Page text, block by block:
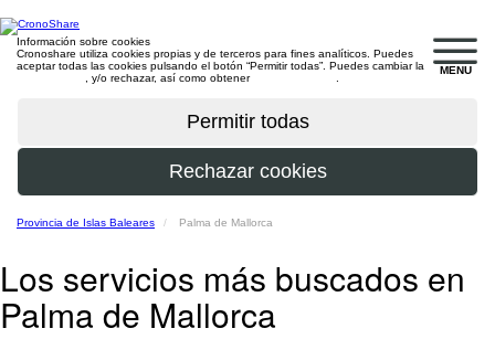
MENU
Información sobre cookies
Cronoshare utiliza cookies propias y de terceros para fines analíticos. Puedes
aceptar todas las cookies pulsando el botón “Permitir todas”. Puedes cambiar la
, y/o rechazar, así como obtener
Provincia de Islas Baleares Palma de Mallorca
Los servicios más buscados en
Palma de Mallorca